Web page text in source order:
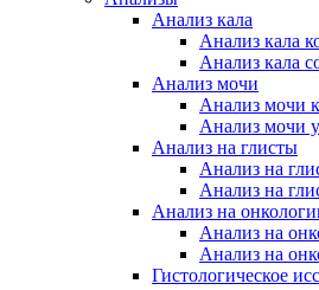
Анализ кала
Анализ кала
Анализ кала
Анализ мочи
Анализ мочи
Анализ мочи
Анализ на глисты
Анализ на
Анализ на
Анализ на
Анализ на
Анализ на
Гистологическое